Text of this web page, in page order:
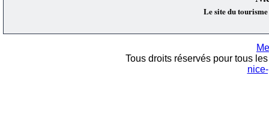
Le site du
Tous droits réservés pour tous